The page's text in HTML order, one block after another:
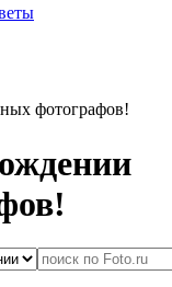
фотографов!